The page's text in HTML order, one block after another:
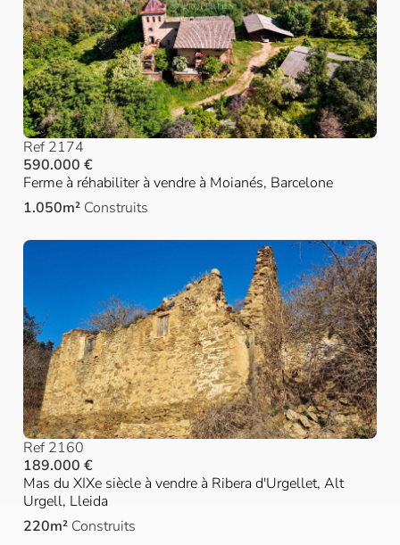
Ref 2174
590.000 €
Ferme à réhabiliter à vendre à Moianés, Barcelone
1.050m² Construits
Ref 2160
189.000 €
Mas du XIXe siècle à vendre à Ribera d'Urgellet, Alt
Urgell, Lleida
220m² Construits